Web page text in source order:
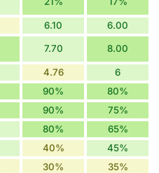
6.10 6.00
7.70 8.00
4.76 6
90% 80%
90% 75%
80% 65%
40% 45%
30% 35%